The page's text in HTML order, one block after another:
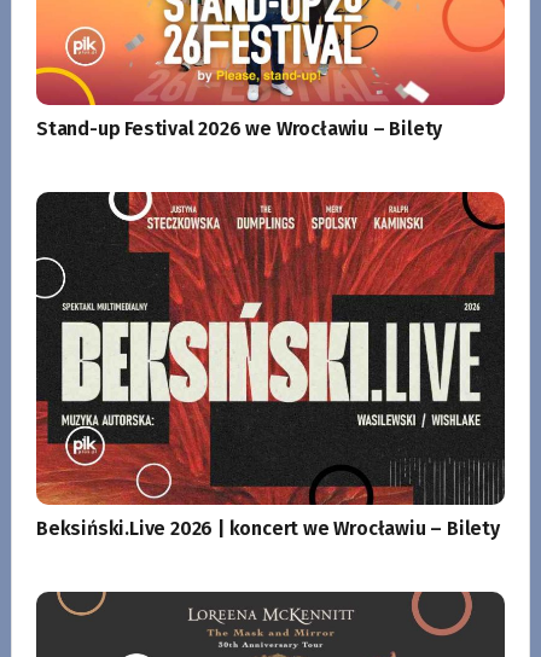
Stand-up Festival 2026 we Wrocławiu – Bilety
Beksiński.Live 2026 | koncert we Wrocławiu – Bilety